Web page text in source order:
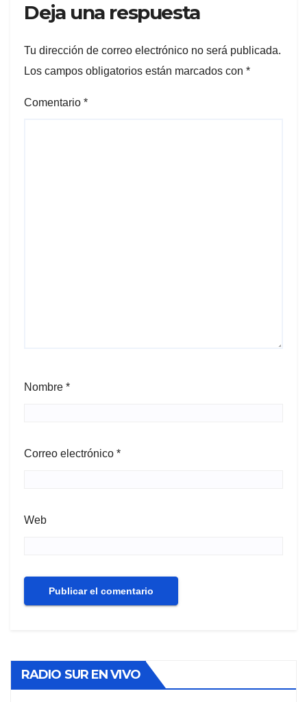
Deja una respuesta
Tu dirección de correo electrónico no será publicada.
Los campos obligatorios están marcados con *
Comentario *
Nombre *
Correo electrónico *
Web
RADIO SUR EN VIVO